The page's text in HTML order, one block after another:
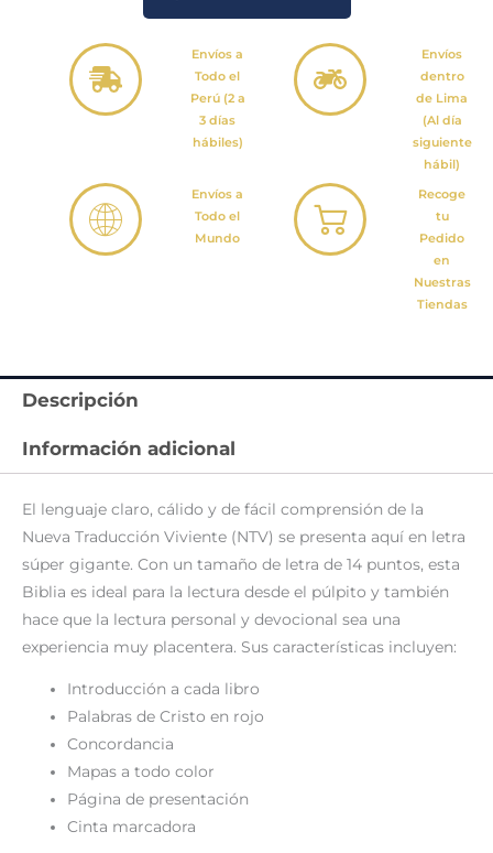
Envíos a
Todo el
Perú (2 a
3 días
hábiles)
Envíos
dentro
de Lima
(Al día
siguiente
hábil)
Envíos a
Todo el
Mundo
Recoge
tu
Pedido
en
Nuestras
Tiendas
Descripción
Información adicional
El lenguaje claro, cálido y de fácil comprensión de la
Nueva Traducción Viviente (NTV) se presenta aquí en letra
súper gigante. Con un tamaño de letra de 14 puntos, esta
Biblia es ideal para la lectura desde el púlpito y también
hace que la lectura personal y devocional sea una
experiencia muy placentera. Sus características incluyen:
Introducción a cada libro
Palabras de Cristo en rojo
Concordancia
Mapas a todo color
Página de presentación
Cinta marcadora